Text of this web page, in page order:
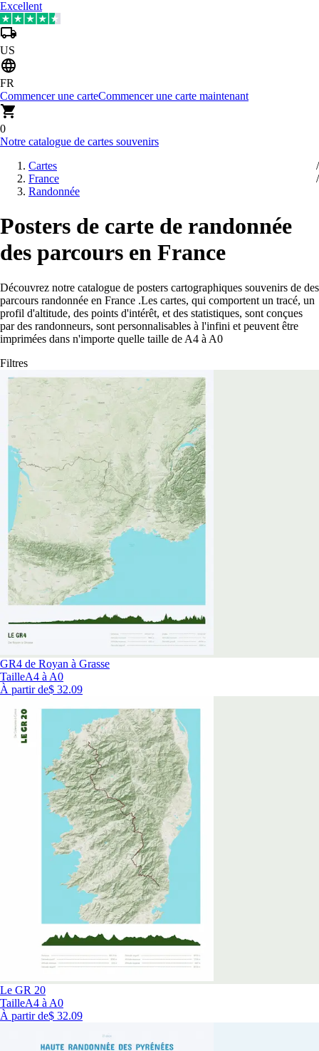
Excellent
US
FR
Commencer une carteCommencer une carte maintenant
0
Notre catalogue de cartes souvenirs
Cartes
France
Randonnée
Posters de carte de randonnée
des parcours en France
Découvrez notre catalogue de posters cartographiques souvenirs de des
parcours randonnée en France .Les cartes, qui comportent un tracé, un
profil d'altitude, des points d'intérêt, et des statistiques, sont conçues
par des randonneurs, sont personnalisables à l'infini et peuvent être
imprimées dans n'importe quelle taille de A4 à A0
Filtres
GR4 de Royan à Grasse
TailleA4 à A0
À partir de$ 32.09
Le GR 20
TailleA4 à A0
À partir de$ 32.09